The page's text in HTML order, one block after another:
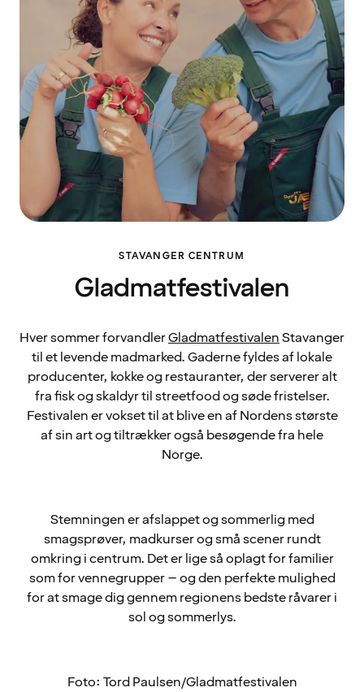
STAVANGER CENTRUM
Gladmatfestivalen
Hver sommer forvandlerGladmatfestivalenStavanger
til et levende madmarked. Gaderne fyldes af lokale
producenter, kokke og restauranter, der serverer alt
fra fisk og skaldyr til streetfood og søde fristelser.
Festivalen er vokset til at blive en af Nordens største
af sin art og tiltrækker også besøgende fra hele
Norge.
Stemningen er afslappet og sommerlig med
smagsprøver, madkurser og små scener rundt
omkring i centrum. Det er lige så oplagt for familier
som for vennegrupper – og den perfekte mulighed
for at smage dig gennem regionens bedste råvarer i
sol og sommerlys.
Foto: Tord Paulsen/Gladmatfestivalen